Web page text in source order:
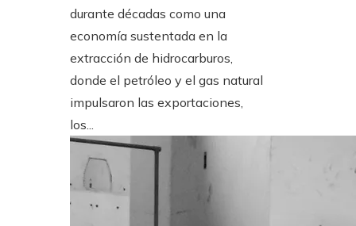
durante décadas como una
economía sustentada en la
extracción de hidrocarburos,
donde el petróleo y el gas natural
impulsaron las exportaciones,
los...